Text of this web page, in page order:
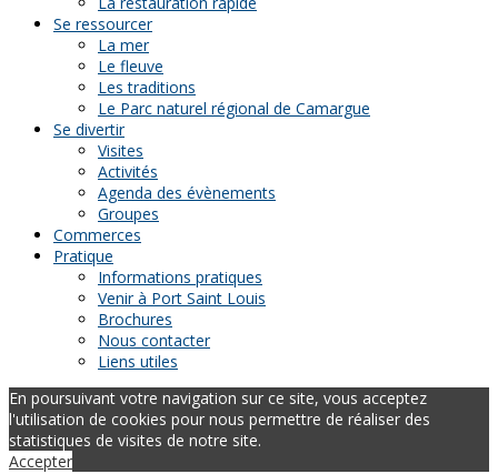
Se ressourcer
La mer
Le fleuve
Les traditions
Le Parc naturel régional de Camargue
Se divertir
Visites
Activités
Agenda des évènements
Groupes
Commerces
Pratique
Informations pratiques
Venir à Port Saint Louis
Brochures
Nous contacter
Liens utiles
En poursuivant votre navigation sur ce site, vous acceptez
l'utilisation de cookies pour nous permettre de réaliser des
statistiques de visites de notre site.
Accepter